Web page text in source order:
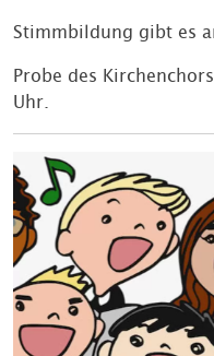
Stimmbildung gibt es
Probe des
Uhr.